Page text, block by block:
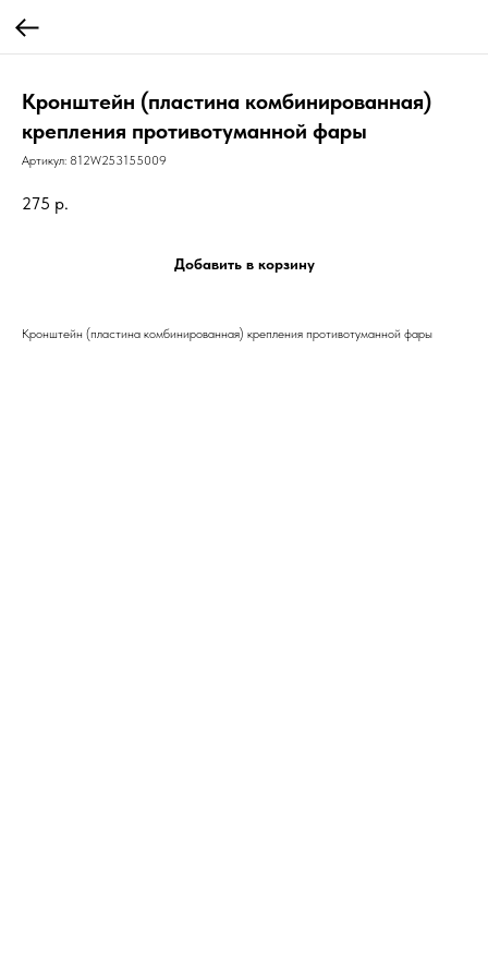
Кронштейн (пластина комбинированная)
крепления противотуманной фары
Артикул: 812W253155009
275 р.
Добавить в корзину
Кронштейн (пластина комбинированная) крепления противотуманной фары